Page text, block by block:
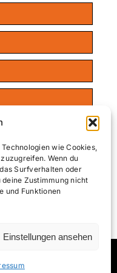
wie Cookies,
Wenn du
Surfverhalten oder
deine Zustimmung nicht
und Funktionen
Einstellungen ansehen